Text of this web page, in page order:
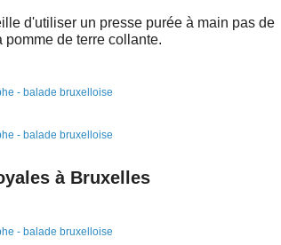
d'utiliser un presse purée à main pas de
pomme de terre collante.
à Bruxelles